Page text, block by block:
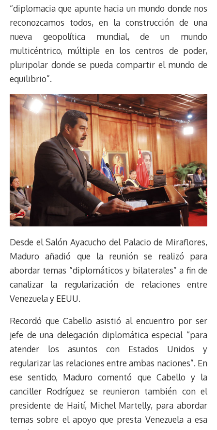
“diplomacia que apunte hacia un mundo donde nos
reconozcamos todos, en la construcción de una
nueva geopolítica mundial, de un mundo
multicéntrico, múltiple en los centros de poder,
pluripolar donde se pueda compartir el mundo de
equilibrio”.
Desde el Salón Ayacucho del Palacio de Miraflores,
Maduro añadió que la reunión se realizó para
abordar temas “diplomáticos y bilaterales” a fin de
canalizar la regularización de relaciones entre
Venezuela y EEUU.
Recordó que Cabello asistió al encuentro por ser
jefe de una delegación diplomática especial “para
atender los asuntos con Estados Unidos y
regularizar las relaciones entre ambas naciones”. En
ese sentido, Maduro comentó que Cabello y la
canciller Rodríguez se reunieron también con el
presidente de Haití, Michel Martelly, para abordar
temas sobre el apoyo que presta Venezuela a esa